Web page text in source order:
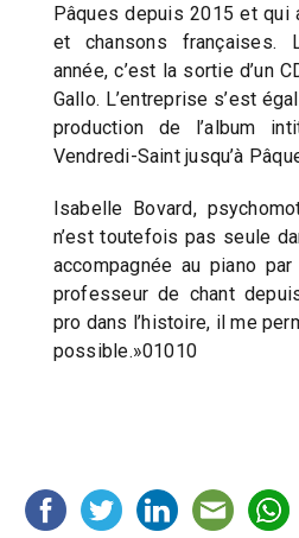
Pâques depuis 2015 et
et chansons françaises.
année, c’est la sortie d’un
Gallo. L’entreprise s’est
production de l’album
Vendredi-Saint jusqu’à
Isabelle Bovard,
n’est toutefois pas seule
accompagnée au piano
professeur de chant
pro dans l’histoire, il me
possible.»01010